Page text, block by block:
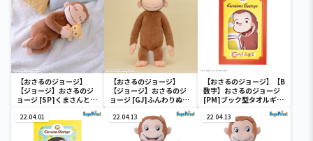
【おさるのジョージ】
【ジョージ】おさるのジ
ョージ [SP]くまさんとす
【おさるのジョージ】
【ジョージ】おさるのジ
ョージ [GJ]ふんわりぬい
【おさるのジョージ】【B
数字】おさるのジョージ
[PM]ブック型タオルギフ
22.04.01 22.04.13 22.04.13